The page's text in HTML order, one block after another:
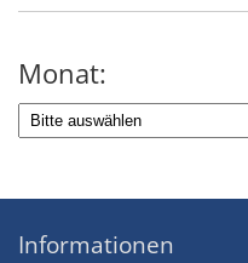
Monat:
Informationen